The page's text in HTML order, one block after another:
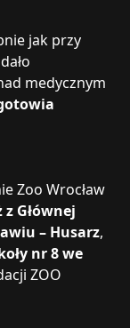
jak przy
medycznym
Zoo Wrocław
z Głównej
– Husarz,
nr 8 we
ZOO